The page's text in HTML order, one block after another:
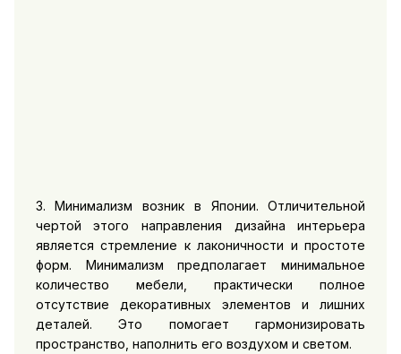
3. Минимализм возник в Японии. Отличительной
чертой этого направления дизайна интерьера
является стремление к лаконичности и простоте
форм. Минимализм предполагает минимальное
количество мебели, практически полное
отсутствие декоративных элементов и лишних
деталей. Это помогает гармонизировать
пространство, наполнить его воздухом и светом.